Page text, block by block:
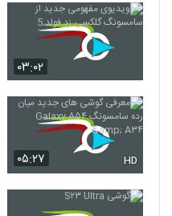
۰۳:۰۲
۰۵:۲۷ HD